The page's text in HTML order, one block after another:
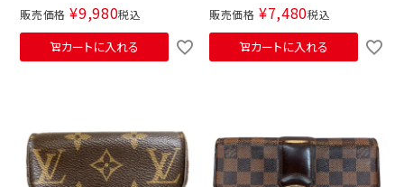
販売価格 ¥9,980税込
カートに入れる
販売価格 ¥7,480税込
カートに入れる